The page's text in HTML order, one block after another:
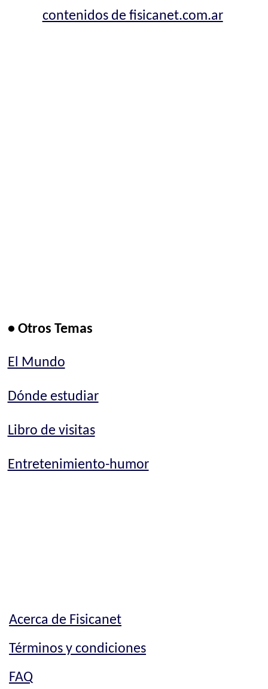
contenidos de fisicanet.com.ar
• Otros Temas
El Mundo
Dónde estudiar
Libro de visitas
Entretenimiento-humor
Acerca de Fisicanet
Términos y condiciones
FAQ